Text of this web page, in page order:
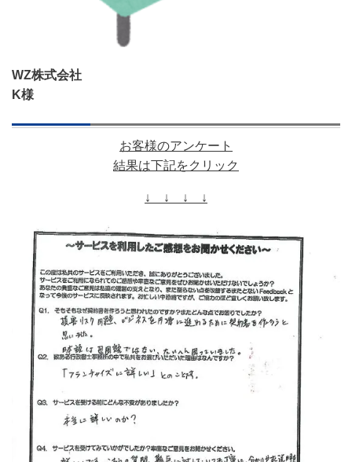
WZ株式会社
K様
お客様のアンケート
結果は下記をクリック
↓ ↓ ↓ ↓